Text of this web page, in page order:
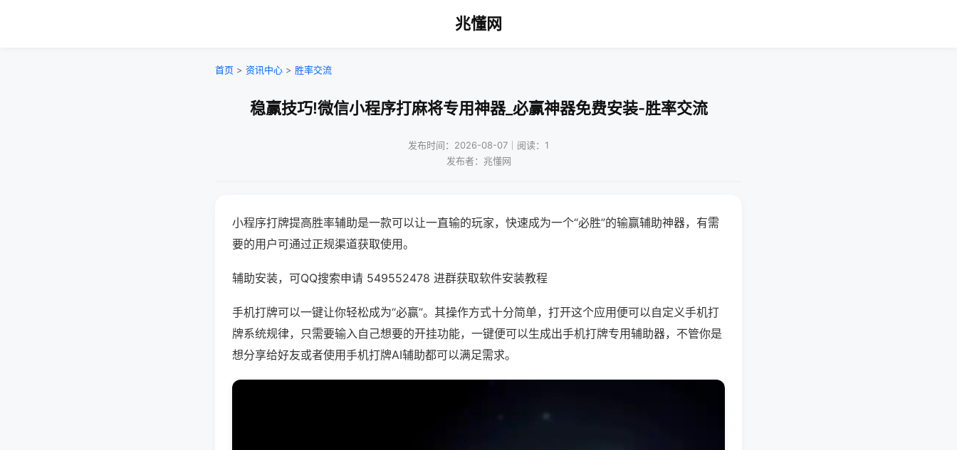
兆懂网
首页 > 资讯中心 > 胜率交流
稳赢技巧!微信小程序打麻将专用神器_必赢神器免费安装-胜率交流
发布时间：2026-08-07｜阅读：1
发布者：兆懂网
小程序打牌提高胜率辅助是一款可以让一直输的玩家，快速成为一个“必胜”的输赢辅助神器，有需
要的用户可通过正规渠道获取使用。
辅助安装，可QQ搜索申请 549552478 进群获取软件安装教程
手机打牌可以一键让你轻松成为“必赢”。其操作方式十分简单，打开这个应用便可以自定义手机打
牌系统规律，只需要输入自己想要的开挂功能，一键便可以生成出手机打牌专用辅助器，不管你是
想分享给好友或者使用手机打牌AI辅助都可以满足需求。